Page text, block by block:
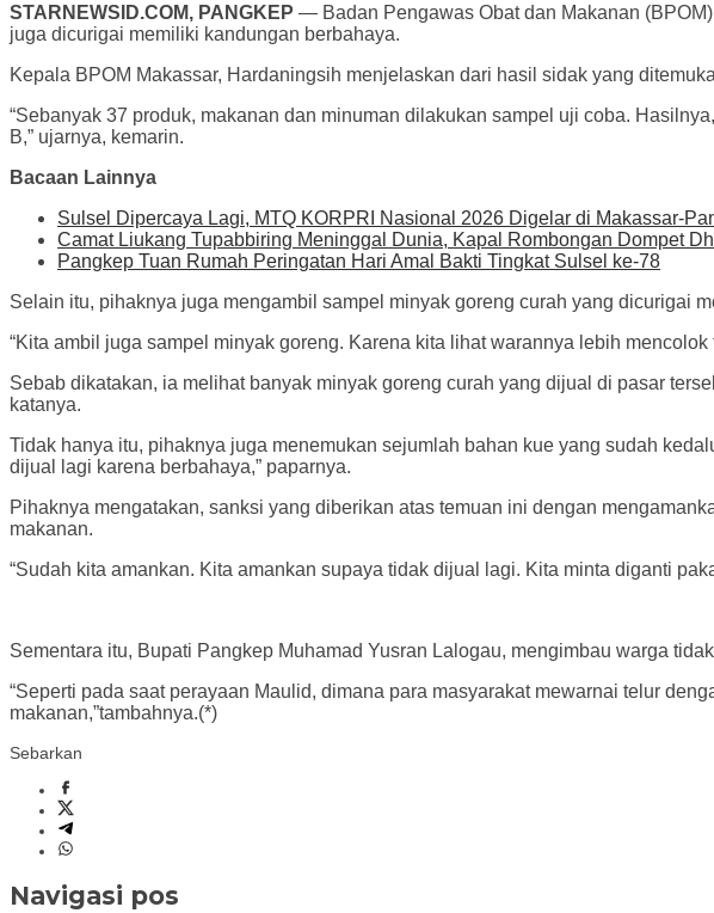
STARNEWSID.COM, PANGKEP — Badan Pengawas Obat dan Makanan
juga dicurigai memiliki kandungan berbahaya.
Kepala BPOM Makassar, Hardaningsih menjelaskan dari hasil sidak yang
“Sebanyak 37 produk, makanan dan minuman dilakukan sampel uji coba.
B,” ujarnya, kemarin.
Bacaan Lainnya
Sulsel Dipercaya Lagi, MTQ KORPRI Nasional 2026 Digelar di Makassar-
Camat Liukang Tupabbiring Meninggal Dunia, Kapal Rombongan Dompet
Pangkep Tuan Rumah Peringatan Hari Amal Bakti Tingkat Sulsel ke-78
Selain itu, pihaknya juga mengambil sampel minyak goreng curah yang dicurigai
“Kita ambil juga sampel minyak goreng. Karena kita lihat warannya lebih
Sebab dikatakan, ia melihat banyak minyak goreng curah yang dijual di pasar
katanya.
Tidak hanya itu, pihaknya juga menemukan sejumlah bahan kue yang sudah
dijual lagi karena berbahaya,” paparnya.
Pihaknya mengatakan, sanksi yang diberikan atas temuan ini dengan
makanan.
“Sudah kita amankan. Kita amankan supaya tidak dijual lagi. Kita minta diganti
Sementara itu, Bupati Pangkep Muhamad Yusran Lalogau, mengimbau warga
“Seperti pada saat perayaan Maulid, dimana para masyarakat mewarnai telur
makanan,”tambahnya.(*)
Sebarkan
Navigasi pos